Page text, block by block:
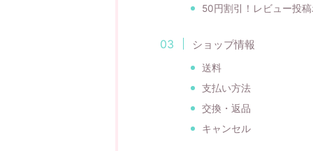
50円割引！レビュー投
ショップ情報
送料
支払い方法
交換・返品
キャンセル